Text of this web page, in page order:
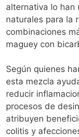
alternativa lo han
naturales para la
combinaciones
maguey con
Según quienes
esta mezcla
reducir
procesos de
atribuyen
colitis y